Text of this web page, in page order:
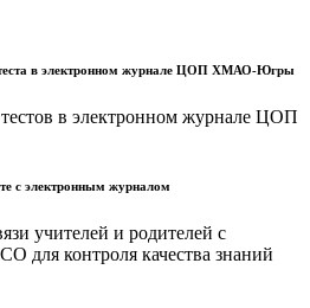
теста в электронном журнале ЦОП ХМАО-Югры
в электронном журнале ЦОП
с электронным журналом
учителей и родителей с
для контроля качества знаний